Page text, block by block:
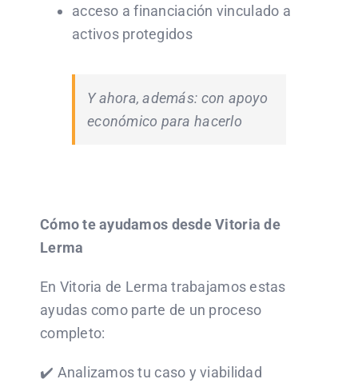
acceso a financiación vinculado a
activos protegidos
Y ahora, además: con apoyo
económico para hacerlo
Cómo te ayudamos desde Vitoria de
Lerma
En Vitoria de Lerma trabajamos estas
ayudas como parte de un proceso
completo:
✔️ Analizamos tu caso y viabilidad